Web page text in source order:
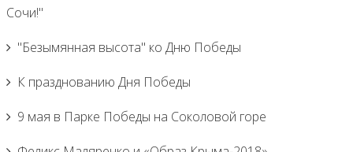
Сочи!"
"Безымянная высота" ко Дню Победы
К празднованию Дня Победы
9 мая в Парке Победы на Соколовой горе